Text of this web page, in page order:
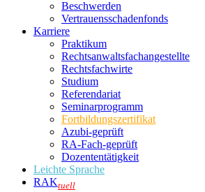
Beschwerden
Vertrauensschadenfonds
Karriere
Praktikum
Rechtsanwalts­fachangestellte
Rechtsfachwirte
Studium
Referendariat
Seminarprogramm
Fortbildungszertifikat
Azubi-geprüft
RA-Fach-geprüft
Dozententätigkeit
Leichte Sprache
RAKtuell